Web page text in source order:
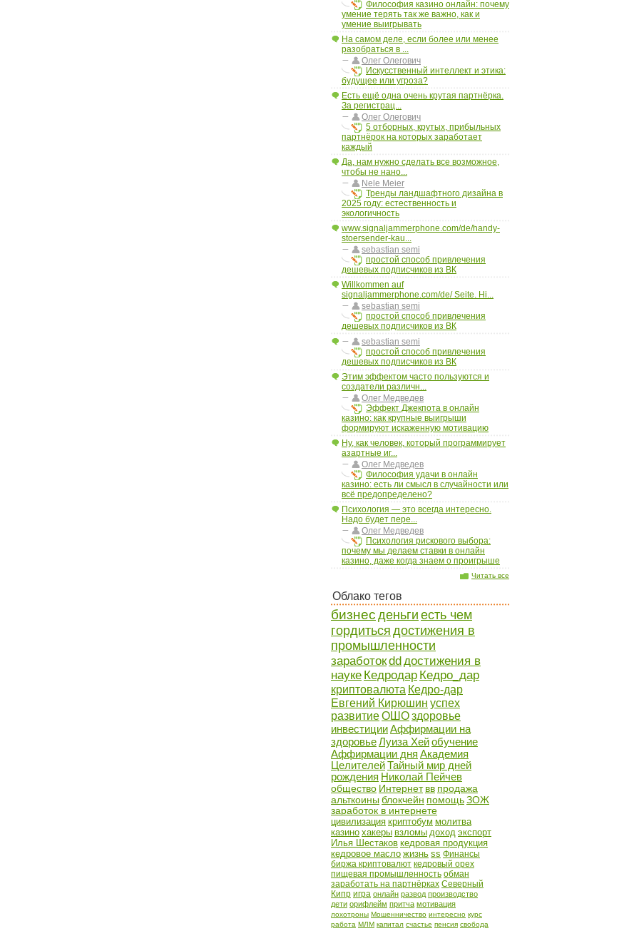
Философия казино онлайн: почему
умение терять так же важно, как и
умение выигрывать
На самом деле, если более или менее
разобраться в ...
Олег Олегович
Искусственный интеллект и этика:
будущее или угроза?
Есть ещё одна очень крутая партнёрка.
За регистрац...
Олег Олегович
5 отборных, крутых, прибыльных
партнёрок на которых заработает
каждый
Да, нам нужно сделать все возможное,
чтобы не нано...
Nele Meier
Тренды ландшафтного дизайна в
2025 году: естественность и
экологичность
www.signaljammerphone.com/de/handy-
stoersender-kau...
sebastian semi
простой способ привлечения
дешевых подписчиков из ВК
Willkommen auf
signaljammerphone.com/de/ Seite. Hi...
sebastian semi
простой способ привлечения
дешевых подписчиков из ВК
sebastian semi
простой способ привлечения
дешевых подписчиков из ВК
Этим эффектом часто пользуются и
создатели различн...
Олег Медведев
Эффект Джекпота в онлайн
казино: как крупные выигрыши
формируют искаженную мотивацию
Ну, как человек, который программирует
азартные иг...
Олег Медведев
Философия удачи в онлайн
казино: есть ли смысл в случайности или
всё предопределено?
Психология — это всегда интересно.
Надо будет пере...
Олег Медведев
Психология рискового выбора:
почему мы делаем ставки в онлайн
казино, даже когда знаем о проигрыше
Читать все
Облако тегов
бизнесденьгиесть чем
гордиться достижения в
промышленности
заработокdd достижения в
науке Кедродар Кедро_дар
криптовалюта Кедро-дар
Евгений Кирюшин успех
развитиеОШОздоровье
инвестицииАффирмации на
здоровьеЛуиза Хейобучение
Аффирмации дня Академия
ЦелителейТайный мир дней
рождения Николай Пейчев
общество Интернет вв продажа
альткоины блокчейн помощь ЗОЖ
заработок в интернете
цивилизация криптобум молитва
казино хакеры взломы доход экспорт
Илья Шестаков кедровая продукция
кедровое масло жизнь ss Финансы
биржа криптовалют кедровый орех
пищевая промышленность обман
заработать на партнёрках Северный
Кипр игра онлайн развод производство
дети орифлейм притча мотивация
лохотроны Мошенничество интересно курс
работа МЛМ капитал счастье пенсия свобода